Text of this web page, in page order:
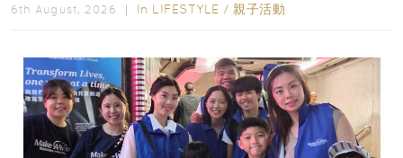
6th August, 2026 ｜ In LIFESTYLE / 親子活動